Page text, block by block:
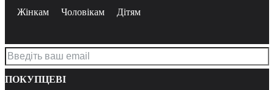
Жінкам Чоловікам Дітям
ПОКУПЦЕВІ